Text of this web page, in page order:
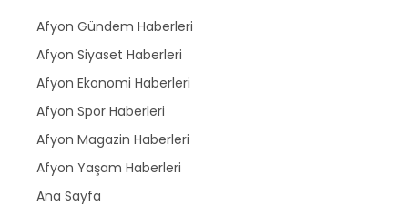
Afyon Gündem Haberleri
Afyon Siyaset Haberleri
Afyon Ekonomi Haberleri
Afyon Spor Haberleri
Afyon Magazin Haberleri
Afyon Yaşam Haberleri
Ana Sayfa